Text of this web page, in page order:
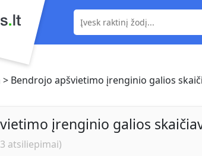
> Bendrojo apšvietimo įrenginio galios
įrenginio galios
3 atsiliepimai)